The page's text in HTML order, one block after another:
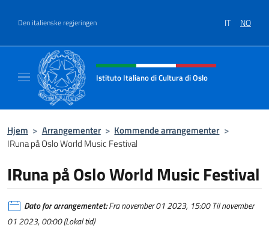
Den italienske regjeringen IT NO
Header, social and menu of site
Istituto Italiano di Cultura di Oslo
Hjem > Arrangementer > Kommende arrangementer >
IRuna på Oslo World Music Festival
IRuna på Oslo World Music Festival
Dato for arrangementet:Fra november 01 2023, 15:00 Til november
01 2023, 00:00 (Lokal tid)